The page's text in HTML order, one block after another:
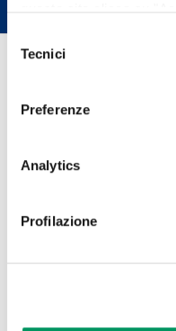
l’utilizzo dei cookie e
Selezione
delTecnici
Preferenze
Analytics
Profilazione